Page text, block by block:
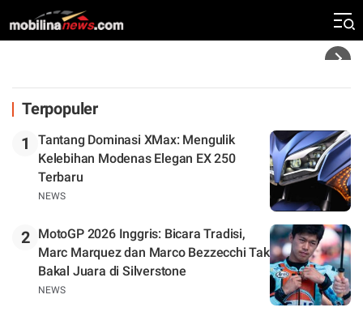
Silverstone. Seri Selanjutnya Belum Jelas
Terpopuler
1
Tantang Dominasi XMax: Mengulik
Kelebihan Modenas Elegan EX 250
Terbaru
NEWS
2
MotoGP 2026 Inggris: Bicara Tradisi,
Marc Marquez dan Marco Bezzecchi Tak
Bakal Juara di Silverstone
NEWS